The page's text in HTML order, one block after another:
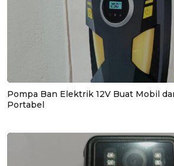
Pompa Ban Elektrik 12V Buat Mobil
Portabel